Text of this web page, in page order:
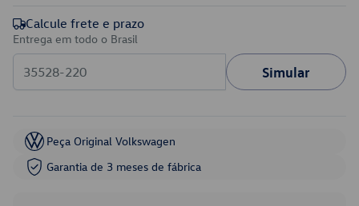
Calcule frete e prazo
Entrega em todo o Brasil
Simular
Peça Original Volkswagen
Garantia de 3 meses de fábrica